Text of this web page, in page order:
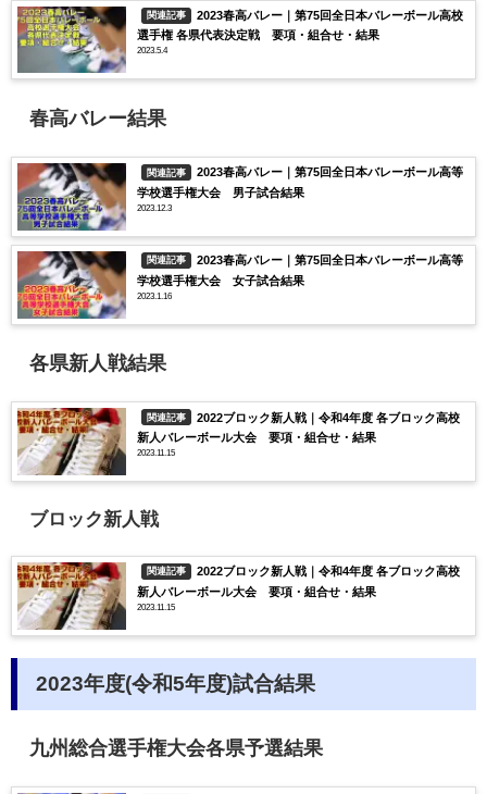
関連記事
2023春高バレー｜第75回全日本バレーボール高校
選手権 各県代表決定戦 要項・組合せ・結果
2023.5.4
春高バレー結果
関連記事
2023春高バレー｜第75回全日本バレーボール高等
学校選手権大会 男子試合結果
2023.12.3
関連記事
2023春高バレー｜第75回全日本バレーボール高等
学校選手権大会 女子試合結果
2023.1.16
各県新人戦結果
関連記事
2022ブロック新人戦｜令和4年度 各ブロック高校
新人バレーボール大会 要項・組合せ・結果
2023.11.15
ブロック新人戦
関連記事
2022ブロック新人戦｜令和4年度 各ブロック高校
新人バレーボール大会 要項・組合せ・結果
2023.11.15
2023年度(令和5年度)試合結果
九州総合選手権大会各県予選結果